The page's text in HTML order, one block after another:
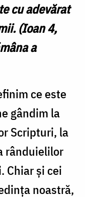
cu adevărat
(Ioan 4,
a
ce este
gândim la
Scripturi, la
rânduielilor
Chiar și cei
noastră,